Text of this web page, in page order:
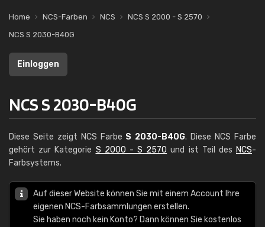
Home NCS-Farben NCS
NCS S 2000 - S 2570
NCS S 2030-B40G
Einloggen
NCS S 2030-B40G
Diese Seite zeigt NCS Farbe S 2030-B40G. Diese NCS Farbe
gehört zur Kategorie S 2000 - S 2570 und ist Teil des NCS-
Farbsystems.
Auf dieser Website können Sie mit einem Account Ihre
eigenen NCS-Farbsammlungen erstellen.
Sie haben noch kein Konto? Dann können Sie kostenlos